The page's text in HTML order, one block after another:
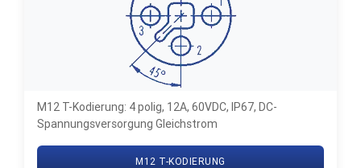
M12 T-Kodierung: 4 polig, 12A, 60VDC, IP67, DC-
Spannungsversorgung Gleichstrom
M12 T-KODIERUNG